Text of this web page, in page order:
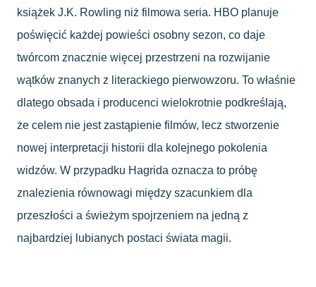
książek J.K. Rowling niż filmowa seria. HBO planuje
poświęcić każdej powieści osobny sezon, co daje
twórcom znacznie więcej przestrzeni na rozwijanie
wątków znanych z literackiego pierwowzoru. To właśnie
dlatego obsada i producenci wielokrotnie podkreślają,
że celem nie jest zastąpienie filmów, lecz stworzenie
nowej interpretacji historii dla kolejnego pokolenia
widzów. W przypadku Hagrida oznacza to próbę
znalezienia równowagi między szacunkiem dla
przeszłości a świeżym spojrzeniem na jedną z
najbardziej lubianych postaci świata magii.